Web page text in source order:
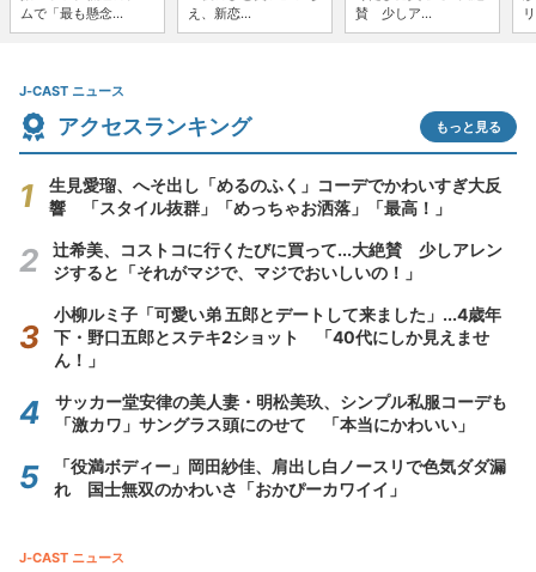
ムで「最も懸念...
え、新恋...
賛 少しア...
J-CAST ニュース
アクセスランキング もっと見る
生見愛瑠、へそ出し「めるのふく」コーデでかわいすぎ大反
響 「スタイル抜群」「めっちゃお洒落」「最高！」
辻希美、コストコに行くたびに買って...大絶賛 少しアレン
ジすると「それがマジで、マジでおいしいの！」
小柳ルミ子「可愛い弟 五郎とデートして来ました」...4歳年
下・野口五郎とステキ2ショット 「40代にしか見えませ
ん！」
サッカー堂安律の美人妻・明松美玖、シンプル私服コーデも
「激カワ」サングラス頭にのせて 「本当にかわいい」
「役満ボディー」岡田紗佳、肩出し白ノースリで色気ダダ漏
れ 国士無双のかわいさ「おかぴーカワイイ」
J-CAST ニュース